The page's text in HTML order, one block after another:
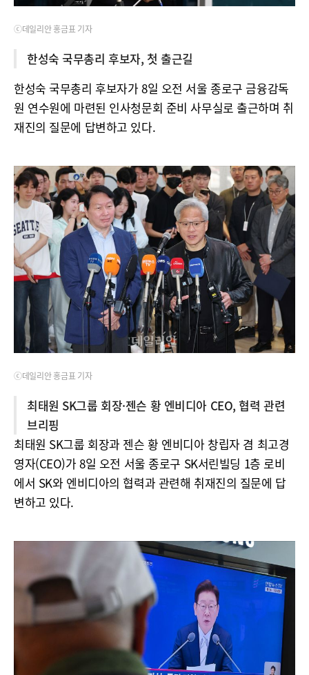
ⓒ데일리안 홍금표 기자
한성숙 국무총리 후보자, 첫 출근길
한성숙 국무총리 후보자가 8일 오전 서울 종로구 금융감독
원 연수원에 마련된 인사청문회 준비 사무실로 출근하며 취
재진의 질문에 답변하고 있다.
ⓒ데일리안 홍금표 기자
최태원 SK그룹 회장·젠슨 황 엔비디아 CEO, 협력 관련
브리핑
최태원 SK그룹 회장과 젠슨 황 엔비디아 창립자 겸 최고경
영자(CEO)가 8일 오전 서울 종로구 SK서린빌딩 1층 로비
에서 SK와 엔비디아의 협력과 관련해 취재진의 질문에 답
변하고 있다.